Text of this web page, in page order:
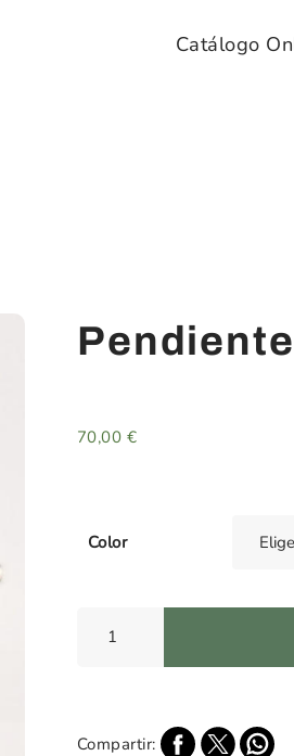
Catálogo
70,00 €
Color
Presión
Compartir: